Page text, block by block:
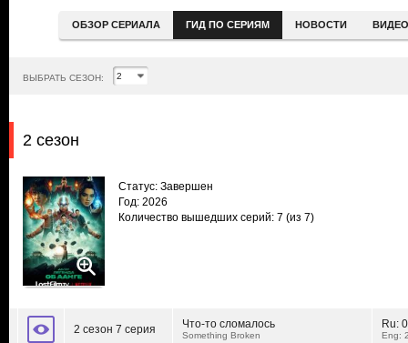
ОБЗОР СЕРИАЛА ГИД ПО СЕРИЯМ НОВОСТИ ВИДЕО
ВЫБРАТЬ СЕЗОН:
2 сезон
Статус: Завершен
Год: 2026
Количество вышедших серий: 7 (из 7)
2 сезон 7 серия Что-то сломалось
Something Broken
Ru:
Eng: